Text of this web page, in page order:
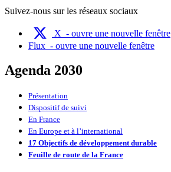
Suivez-nous sur les réseaux sociaux
X - ouvre une nouvelle fenêtre
Flux - ouvre une nouvelle fenêtre
Agenda 2030
Présentation
Dispositif de suivi
En France
En Europe et à l’international
17 Objectifs de développement durable
Feuille de route de la France